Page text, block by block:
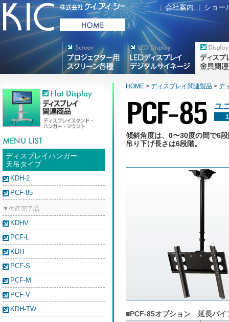
| 会社案内 | ショー
ディスプレイハンガー
天吊タイプ
KDH-2
PCF-85
▼生産完了品
KDHV
PCF-L
KDH
PCF-S
PCF-M
PCF-V
KDH-TW
HOME > ディスプレイ関連製品 > デ
ユ
傾斜角度は、0〜30度の間で6
吊り下げ長さは6段階。
■PCF-85オプション 延長パイ